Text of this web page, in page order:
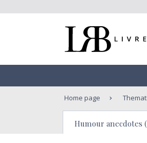
Home page
Humour anecdotes